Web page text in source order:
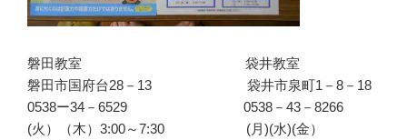
磐田教室 袋井教室
磐田市国府台28－13 袋井市泉町1－8－18
0538ー34－6529 0538－43－8266
(火）（木）3:00～7:30 (月)(水)(金）